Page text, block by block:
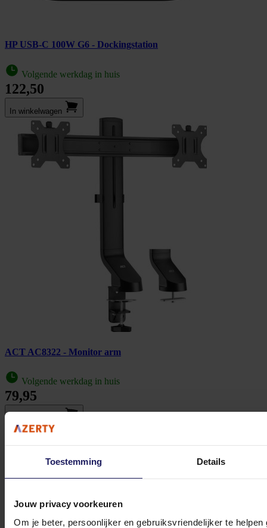
Toestemming Details
Jouw privacy voorkeuren
Om je beter, persoonlijker en gebruiksvriendelijker te
HP USB-C 100W G6 - Dockingstation
Volgende werkdag in huis
122,50
In winkel­wagen
ACT AC8322 - Monitor arm
Volgende werkdag in huis
79,95